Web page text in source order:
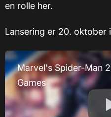
en rolle her.
Lansering er 20. oktober
Marvel's Spider-Man
Games